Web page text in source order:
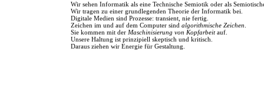
Wir sehen Informatik als eine Technische Semiotik oder als
Wir tragen zu einer grundlegenden Theorie der Informatik bei.
Digitale Medien sind Prozesse: transient, nie fertig.
Zeichen im und auf dem Computer sind algorithmische Zeichen
Sie kommen mit der Maschinisierung von Kopfarbeitauf.
Unsere Haltung ist prinzipiell skeptisch und kritisch.
Daraus ziehen wir Energie für Gestaltung.